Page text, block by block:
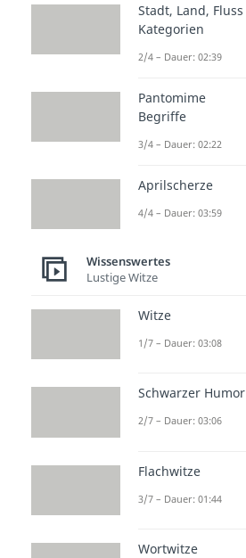
Stadt, Land, Fluss
Kategorien
2/4 – Dauer: 02:39
Pantomime
Begriffe
3/4 – Dauer: 02:22
Aprilscherze
4/4 – Dauer: 03:59
Wissenswertes
Lustige Witze
Witze
1/7 – Dauer: 03:08
Schwarzer Humor
2/7 – Dauer: 03:06
Flachwitze
3/7 – Dauer: 01:44
Wortwitze